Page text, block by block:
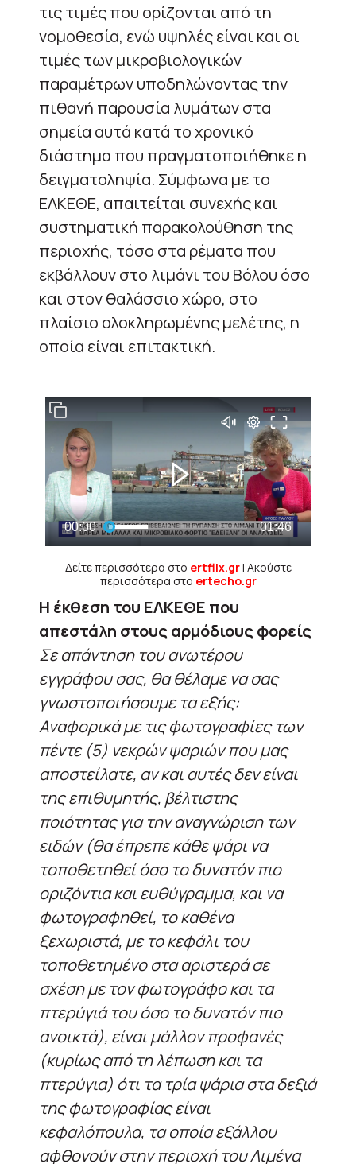
τις τιμές που ορίζονται από τη
νομοθεσία, ενώ υψηλές είναι και οι
τιμές των μικροβιολογικών
παραμέτρων υποδηλώνοντας την
πιθανή παρουσία λυμάτων στα
σημεία αυτά κατά το χρονικό
διάστημα που πραγματοποιήθηκε η
δειγματοληψία. Σύμφωνα με το
ΕΛΚΕΘΕ, απαιτείται συνεχής και
συστηματική παρακολούθηση της
περιοχής, τόσο στα ρέματα που
εκβάλλουν στο λιμάνι του Βόλου όσο
και στον θαλάσσιο χώρο, στο
πλαίσιο ολοκληρωμένης μελέτης, η
οποία είναι επιτακτική.
Δείτε περισσότερα στο ertflix.gr| Ακούστε
περισσότερα στο ertecho.gr
H έκθεση του ΕΛΚΕΘΕ που
απεστάλη στους αρμόδιους φορείς
Σε απάντηση του ανωτέρου
εγγράφου σας, θα θέλαμε να σας
γνωστοποιήσουμε τα εξής:
Αναφορικά με τις φωτογραφίες των
πέντε (5) νεκρών ψαριών που μας
αποστείλατε, αν και αυτές δεν είναι
της επιθυμητής, βέλτιστης
ποιότητας για την αναγνώριση των
ειδών (θα έπρεπε κάθε ψάρι να
τοποθετηθεί όσο το δυνατόν πιο
οριζόντια και ευθύγραμμα, και να
φωτογραφηθεί, το καθένα
ξεχωριστά, με το κεφάλι του
τοποθετημένο στα αριστερά σε
σχέση με τον φωτογράφο και τα
πτερύγιά του όσο το δυνατόν πιο
ανοικτά), είναι μάλλον προφανές
(κυρίως από τη λέπωση και τα
πτερύγια) ότι τα τρία ψάρια στα δεξιά
της φωτογραφίας είναι
κεφαλόπουλα, τα οποία εξάλλου
αφθονούν στην περιοχή του Λιμένα